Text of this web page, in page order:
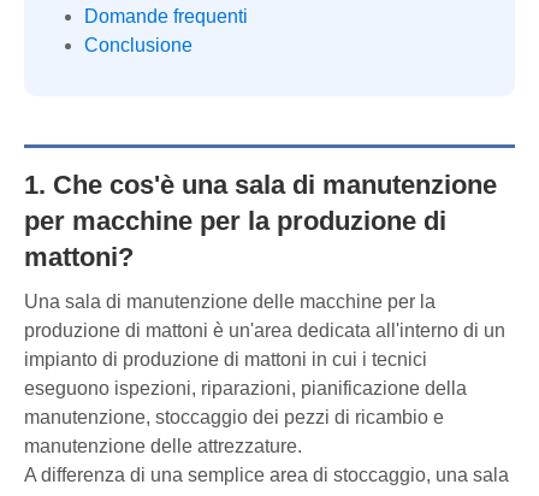
Domande frequenti
Conclusione
1. Che cos'è una sala di manutenzione
per macchine per la produzione di
mattoni?
Una sala di manutenzione delle macchine per la
produzione di mattoni è un'area dedicata all'interno di un
impianto di produzione di mattoni in cui i tecnici
eseguono ispezioni, riparazioni, pianificazione della
manutenzione, stoccaggio dei pezzi di ricambio e
manutenzione delle attrezzature.
A differenza di una semplice area di stoccaggio, una sala